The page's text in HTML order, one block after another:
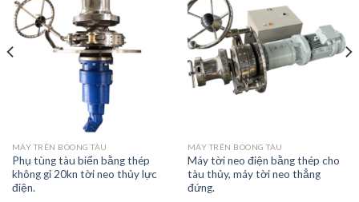
MÁY TRÊN BOONG TÀU
Phụ tùng tàu biển bằng thép
không gỉ 20kn tời neo thủy lực
điện.
MÁY TRÊN BOONG TÀU
Máy tời neo điện bằng thép cho
tàu thủy, máy tời neo thẳng
đứng.